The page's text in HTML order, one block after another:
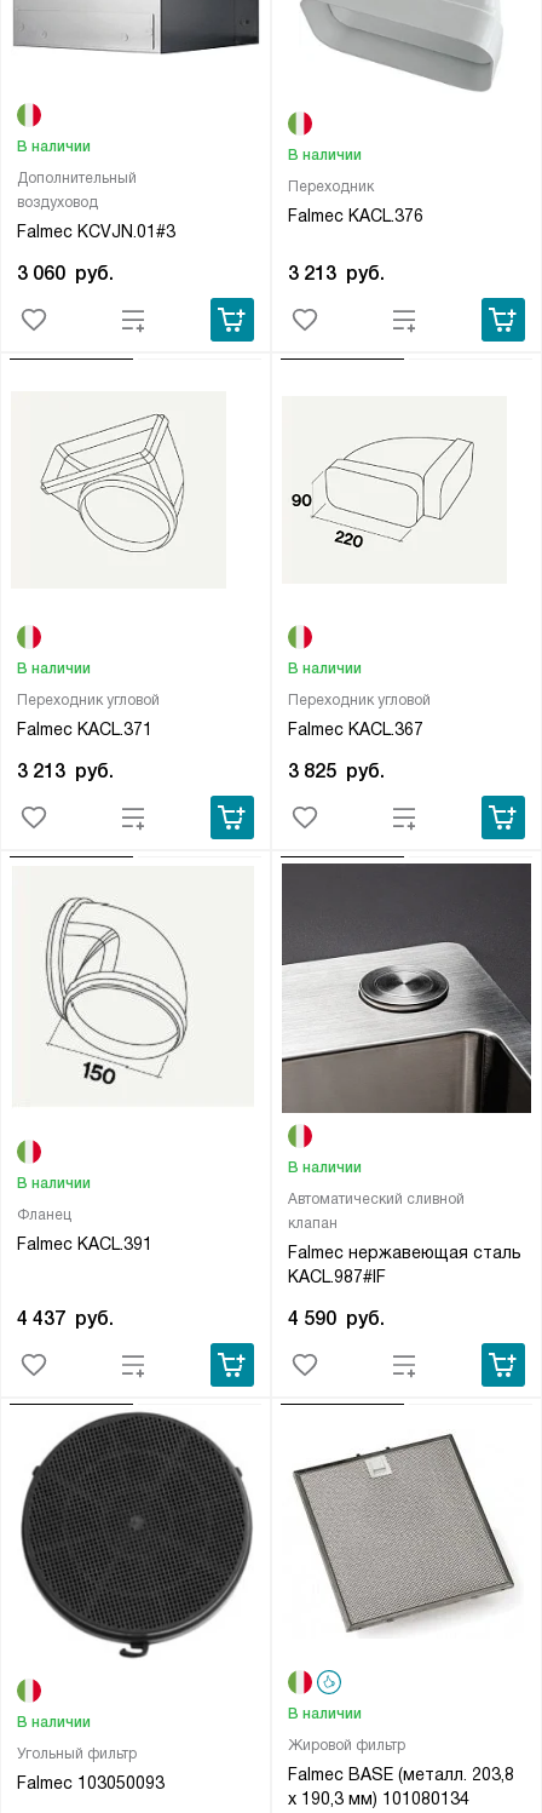
Дополнительный
воздуховод
Falmec KCVJN.01#3
В наличии
3 060 руб.
Переходник
Falmec KACL.376
В наличии
3 213 руб.
Переходник угловой
Falmec KACL.371
В наличии
3 213 руб.
Переходник угловой
Falmec KACL.367
В наличии
3 825 руб.
Фланец
Falmec KACL.391
В наличии
4 437 руб.
Автоматический сливной
клапан
Falmec нержавеющая сталь
KACL.987#IF
В наличии
4 590 руб.
Угольный фильтр
Falmec 103050093
В наличии
Жировой фильтр
Falmec BASE (металл. 203,8
х 190,3 мм) 101080134
В наличии